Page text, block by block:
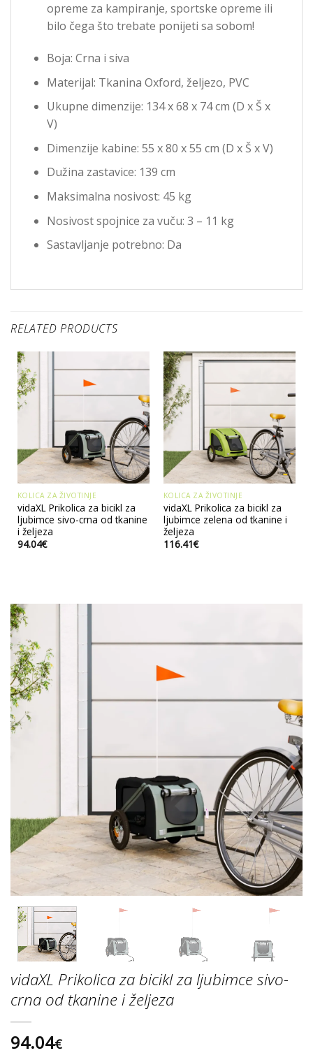
opreme za kampiranje, sportske opreme ili
bilo čega što trebate ponijeti sa sobom!
Boja: Crna i siva
Materijal: Tkanina Oxford, željezo, PVC
Ukupne dimenzije: 134 x 68 x 74 cm (D x Š x
V)
Dimenzije kabine: 55 x 80 x 55 cm (D x Š x V)
Dužina zastavice: 139 cm
Maksimalna nosivost: 45 kg
Nosivost spojnice za vuču: 3 – 11 kg
Sastavljanje potrebno: Da
RELATED PRODUCTS
KOLICA ZA ŽIVOTINJE
vidaXL Prikolica za bicikl za
ljubimce sivo-crna od tkanine
i željeza
94.04€
KOLICA ZA ŽIVOTINJE
vidaXL Prikolica za bicikl za
ljubimce zelena od tkanine i
željeza
116.41€
vidaXL Prikolica za bicikl za ljubimce sivo-
crna od tkanine i željeza
94.04€